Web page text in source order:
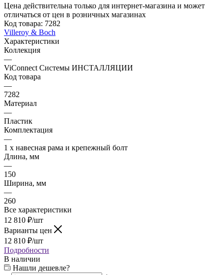
Цена действительна только для интернет-магазина и может
отличаться от цен в розничных магазинах
Код товара: 7282
Villeroy & Boch
Характеристики
Коллекция
—
ViConnect Системы ИНСТАЛЛЯЦИИ
Код товара
—
7282
Материал
—
Пластик
Комплектация
—
1 x навесная рама и крепежный болт
Длина, мм
—
150
Ширина, мм
—
260
Все характеристики
12 810 ₽/шт
Варианты цен
12 810 ₽/шт
Подробности
В наличии
Нашли дешевле?